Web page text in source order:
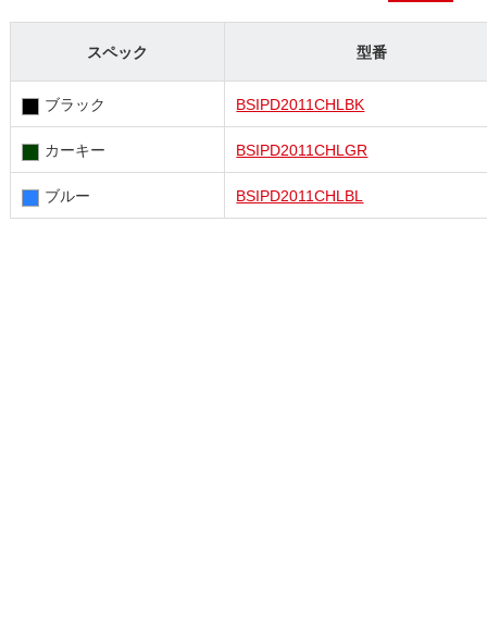
スペック 型番
ブラック BSIPD2011CHLBK
カーキー BSIPD2011CHLGR
ブルー BSIPD2011CHLBL